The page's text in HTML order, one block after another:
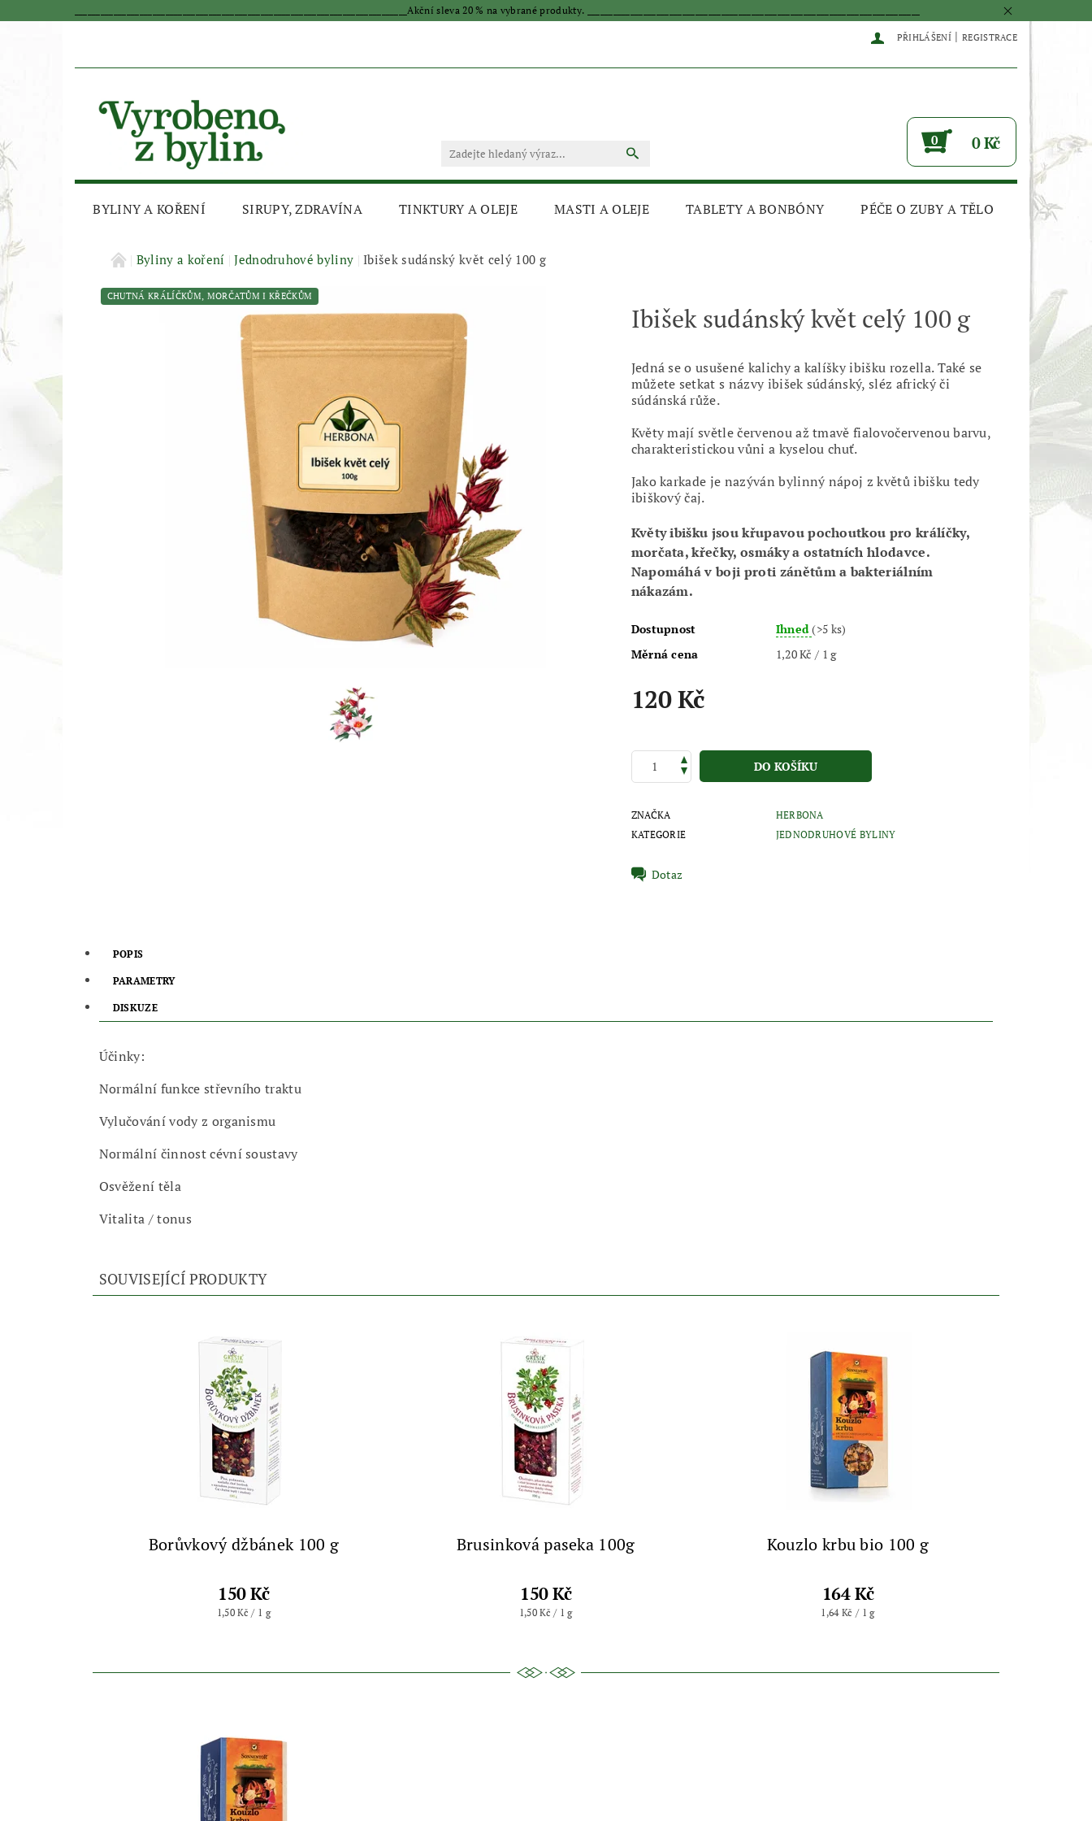
_____________________________________________________________________________Akční sleva 20 % na vybrané produkty. _____________________________________________________________________________
PŘIHLÁŠENÍ | REGISTRACE
0 0 Kč
BYLINY A KOŘENÍ SIRUPY, ZDRAVÍNA TINKTURY A OLEJE MASTI A OLEJE TABLETY A BONBÓNY PÉČE O ZUBY A TĚLO
AKČNÍ SLEVAByliny a koření Jednodruhové byliny Ibišek sudánský květ celý 100 g
CHUTNÁ KRÁLÍČKŮM, MORČATŮM I KŘEČKŮM
Ibišek sudánský květ celý 100 g
Jedná se o usušené kalichy a kalíšky ibišku rozella. Také se
můžete setkat s názvy ibišek súdánský, sléz africký či
súdánská růže.
Květy mají světle červenou až tmavě fialovočervenou barvu,
charakteristickou vůni a kyselou chuť.
Jako karkade je nazýván bylinný nápoj z květů ibišku tedy
ibiškový čaj.
Květy ibišku jsou křupavou pochoutkou pro králíčky,
morčata, křečky, osmáky a ostatních hlodavce.
Napomáhá v boji proti zánětům a bakteriálním
nákazám.
Dostupnost Ihned(>5 ks)
Měrná cena
1,20 Kč / 1 g
120 Kč
ZNAČKA
HERBONA
KATEGORIE
JEDNODRUHOVÉ BYLINY
Dotaz
POPIS
PARAMETRY
DISKUZE
Účinky:
Normální funkce střevního traktu
Vylučování vody z organismu
Normální činnost cévní soustavy
Osvěžení těla
Vitalita / tonus
SOUVISEJÍCÍ PRODUKTY
Borůvkový džbánek 100 g
150 Kč
1,50 Kč / 1 g
Brusinková paseka 100g
150 Kč
1,50 Kč / 1 g
Kouzlo krbu bio 100 g
164 Kč
1,64 Kč / 1 g